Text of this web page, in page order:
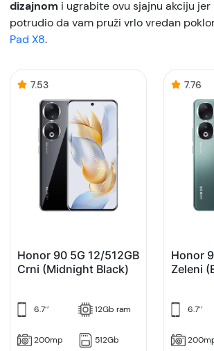
dizajnom i ugrabite ovu sjajnu akciju jer
potrudio da vam pruži vrlo vredan
Pad X8.
7.53
Honor 90 5G 12/512GB
Crni (Midnight Black)
6.7’’ 12Gb ram
200mp 512Gb
7.76
Honor
Zeleni
6.7’’